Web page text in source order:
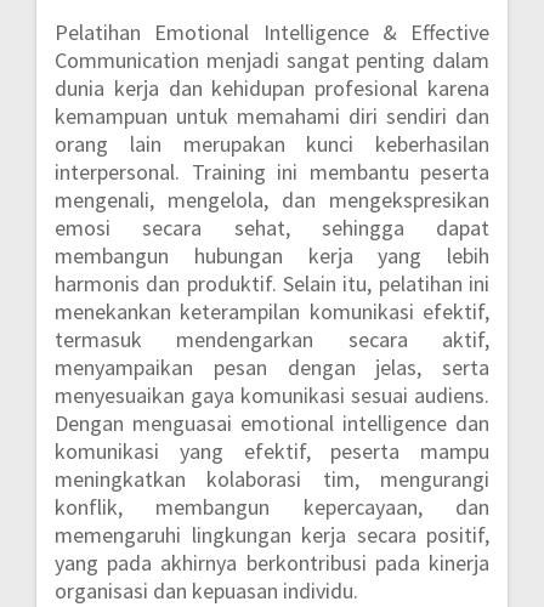
Pelatihan Emotional Intelligence & Effective
Communication menjadi sangat penting dalam
dunia kerja dan kehidupan profesional karena
kemampuan untuk memahami diri sendiri dan
orang lain merupakan kunci keberhasilan
interpersonal. Training ini membantu peserta
mengenali, mengelola, dan mengekspresikan
emosi secara sehat, sehingga dapat
membangun hubungan kerja yang lebih
harmonis dan produktif. Selain itu, pelatihan ini
menekankan keterampilan komunikasi efektif,
termasuk mendengarkan secara aktif,
menyampaikan pesan dengan jelas, serta
menyesuaikan gaya komunikasi sesuai audiens.
Dengan menguasai emotional intelligence dan
komunikasi yang efektif, peserta mampu
meningkatkan kolaborasi tim, mengurangi
konflik, membangun kepercayaan, dan
memengaruhi lingkungan kerja secara positif,
yang pada akhirnya berkontribusi pada kinerja
organisasi dan kepuasan individu.